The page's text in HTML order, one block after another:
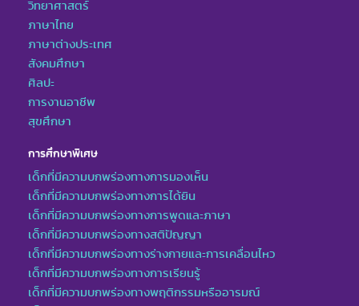
วิทยาศาสตร์
ภาษาไทย
ภาษาต่างประเทศ
สังคมศึกษา
ศิลปะ
การงานอาชีพ
สุขศึกษา
การศึกษาพิเศษ
เด็กที่มีความบกพร่องทางการมองเห็น
เด็กที่มีความบกพร่องทางการได้ยิน
เด็กที่มีความบกพร่องทางการพูดและภาษา
เด็กที่มีความบกพร่องทางสติปัญญา
เด็กที่มีความบกพร่องทางร่างกายและการเคลื่อนไหว
เด็กที่มีความบกพร่องทางการเรียนรู้
เด็กที่มีความบกพร่องทางพฤติกรรมหรืออารมณ์